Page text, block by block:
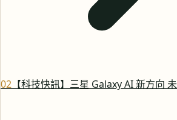
02 【科技快訊】三星 Galaxy AI 新方向